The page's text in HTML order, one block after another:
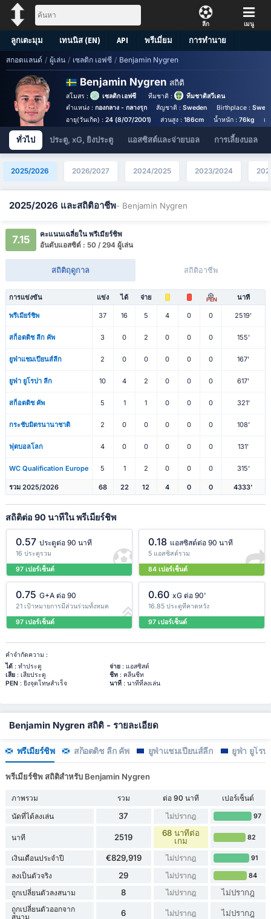
ลีก เมนู
ลูกเตะมุม เทนนิส (EN) API พรีเมี่ยม การทำนาย
สกอตแลนด์ / ผู้เล่น / เซลติก เอฟซี / Benjamin Nygren
Benjamin Nygren สถิติ
สโมสร : เซลติก เอฟซี ทีมชาติ :
ทีมชาติสวีเดน
ตำแหน่ง : กองกลาง - กลางรุก สัญชาติ :Sweden Birthplace :
อายุ(วันเกิด) : 24 (8/07/2001) ส่วนสูง :186cm น้ำหนัก : 76kg เ
ทั่วไป ประตู, xG, ยิงประตู แอสซิสต์และจ่ายบอล การเลี้ยงบอล
2025/2026 2026/2027 2024/2025 2023/2024
2025/2026 และสถิติอาชีพ- Benjamin Nygren
7.15
คะแนนเฉลี่ยใน พรีเมียร์ชิพ
อันดับแอสซิต์ : 50 / 294 ผู้เล่น
สถิติฤดูกาล สถิติอาชีพ
การแข่งขัน แข่ง ได้ จ่าย PEN นาที
พรีเมียร์ชิพ 37 16 5 4 0 0 2519'
สก็อตติช ลีก คัพ 3 0 2 0 0 0 155'
ยูฟ่าแชมเปียนส์ลีก 2 0 0 0 0 0 167'
ยูฟ่า ยูโรปา ลีก 10 4 2 0 0 0 617'
สก็อตติช คัพ 5 1 1 0 0 0 321'
กระชับมิตรนานาชาติ 2 0 0 0 0 0 108'
ฟุตบอลโลก 4 0 0 0 0 0 131'
WC Qualification Europe 5 1 2 0 0 0 315'
รวม 2025/2026 68 22 12 4 0 0 4333'
สถิติต่อ 90 นาทีใน พรีเมียร์ชิพ
0.57 ประตูต่อ 90 นาที
16 ประตูรวม
97 เปอร์เซ็นต์
0.18 แอสซิสต์ต่อ 90 นาที
5 แอสซิสต์รวม
84 เปอร์เซ็นต์
0.75 G+A ต่อ 90
21 เป้าหมายการมีส่วนร่วมทั้งหมด
97 เปอร์เซ็นต์
0.60 xG ต่อ 90'
16.85 ประตูที่คาดหวัง
97 เปอร์เซ็นต์
คำจำกัดความ :
ได้: ทำประตู จ่าย: แอสซิสต์
เสีย: เสียประตู ชีท: คลีนชีท
PEN: ยิงจุดโทษสำเร็จ นาที: นาทีที่ลงเล่น
Benjamin Nygren สถิติ - รายละเอียด
พรีเมียร์ชิพ สก็อตติช ลีก คัพ ยูฟ่าแชมเปียนส์ลีก ยูฟ่า ยูโรป
พรีเมียร์ชิพ สถิติสำหรับ Benjamin Nygren
ภาพรวม รวม ต่อ 90 นาที
เปอร์เซ็นต์
นัดที่ได้ลงเล่น
37 ไม่ปรากฎ 97
นาที 2519
68 นาทีต่อ
เกม
82
เงินเดือนประจำปี €829,919 ไม่ปรากฎ 91
ลงเป็นตัวจริง 29 ไม่ปรากฎ 84
ถูกเปลี่ยนตัวลงสนาม 8 ไม่ปรากฎ ไม่ปรากฎ
ถูกเปลี่ยนตัวออกจาก
สนาม
6 ไม่ปรากฎ ไม่ปรากฎ